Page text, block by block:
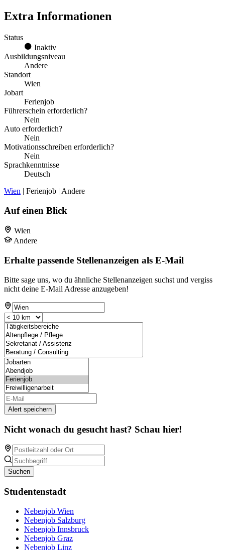
Extra Informationen
Status
Inaktiv
Ausbildungsniveau
Andere
Standort
Wien
Jobart
Ferienjob
Führerschein erforderlich?
Nein
Auto erforderlich?
Nein
Motivationsschreiben erforderlich?
Nein
Sprachkenntnisse
Deutsch
Wien | Ferienjob | Andere
Auf einen Blick
Wien
Andere
Erhalte passende Stellenanzeigen als E-Mail
Bitte sage uns, wo du ähnliche Stellenanzeigen suchst und vergiss
nicht deine E-Mail Adresse anzugeben!
Alert speichern
Nicht wonach du gesucht hast? Schau hier!
Suchen
Studentenstadt
Nebenjob Wien
Nebenjob Salzburg
Nebenjob Innsbruck
Nebenjob Graz
Nebenjob Linz